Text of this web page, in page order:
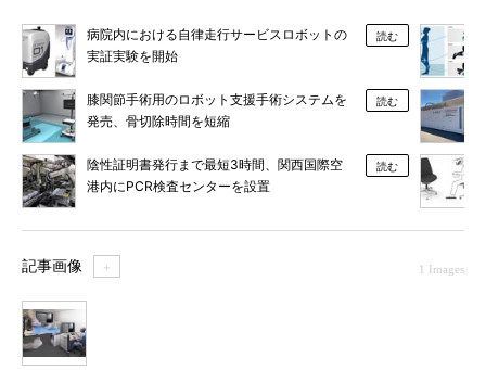
病院内における自律走行サービスロボットの
実証実験を開始
読む
膝関節手術用のロボット支援手術システムを
発売、骨切除時間を短縮
読む
陰性証明書発行まで最短3時間、関西国際空
港内にPCR検査センターを設置
読む
記事画像 ＋ 1 Images